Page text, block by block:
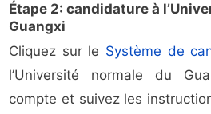
Étape 2: candidature à
Guangxi
Cliquez sur le Système de
l’Université normale du
compte et suivez les